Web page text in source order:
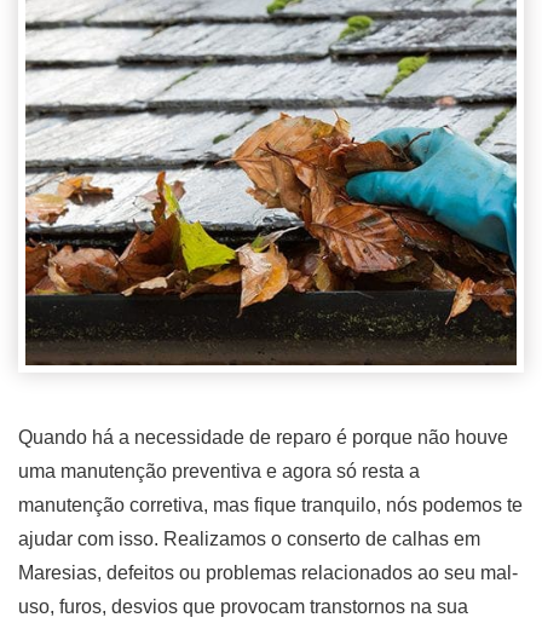
Quando há a necessidade de reparo é porque não houve
uma manutenção preventiva e agora só resta a
manutenção corretiva, mas fique tranquilo, nós podemos te
ajudar com isso. Realizamos o conserto de calhas em
Maresias, defeitos ou problemas relacionados ao seu mal-
uso, furos, desvios que provocam transtornos na sua